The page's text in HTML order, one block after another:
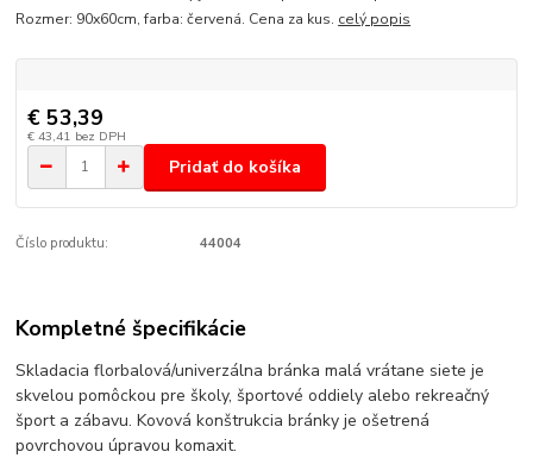
Rozmer: 90x60cm, farba: červená. Cena za kus. celý popis
€ 53,39
€ 43,41 bez DPH
Pridať do košíka
Číslo produktu: 44004
Kompletné špecifikácie
Skladacia florbalová/univerzálna bránka malá vrátane siete je
skvelou pomôckou pre školy, športové oddiely alebo rekreačný
šport a zábavu. Kovová konštrukcia bránky je ošetrená
povrchovou úpravou komaxit.